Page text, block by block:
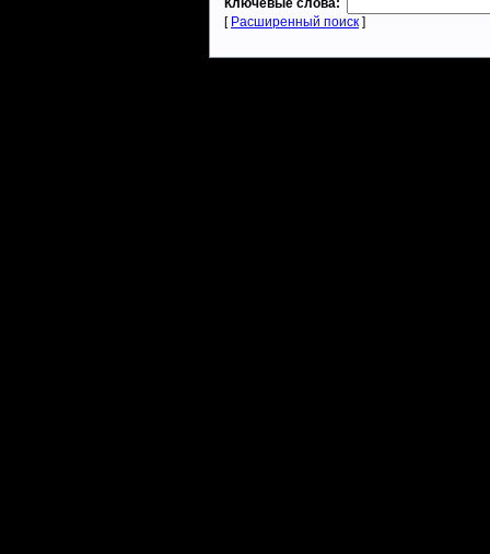
Ключевые слова:
[ Расширенный поиск ]